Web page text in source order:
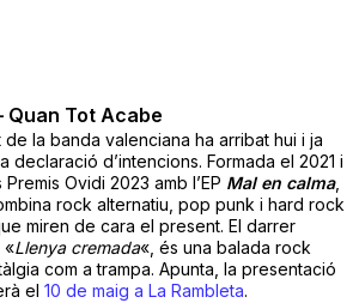
Quan Tot Acabe
la banda valenciana ha arribat hui i ja
declaració d’intencions. Formada el 2021 i
Ovidi 2023 amb l’EP Mal en calma,
rock alternatiu, pop punk i hard rock
miren de cara el present. El darrer
«Llenya cremada«, és una balada rock
com a trampa. Apunta, la presentació
el 10 de maig a La Rambleta.